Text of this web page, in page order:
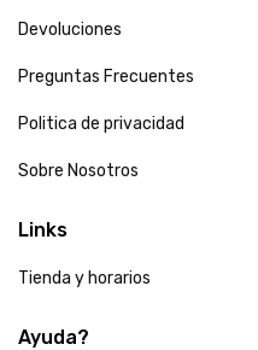
Devoluciones
Preguntas Frecuentes
Politica de privacidad
Sobre Nosotros
Links
Tienda y horarios
Ayuda?